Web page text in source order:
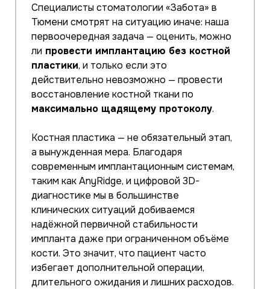
Специалисты стоматологии «Забота» в
Тюмени смотрят на ситуацию иначе: наша
первоочередная задача — оценить, можно
ли провести имплантацию без костной
пластики, и только если это
действительно невозможно — провести
восстановление костной ткани по
максимально щадящему протоколу.
Костная пластика — не обязательный этап,
а вынужденная мера. Благодаря
современным имплантационным системам,
таким как AnyRidge, и цифровой 3D-
диагностике мы в большинстве
клинических ситуаций добиваемся
надёжной первичной стабильности
импланта даже при ограниченном объёме
кости. Это значит, что пациент часто
избегает дополнительной операции,
длительного ожидания и лишних расходов.